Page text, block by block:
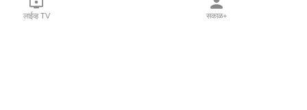
लाईव्ह TV सकाळ+